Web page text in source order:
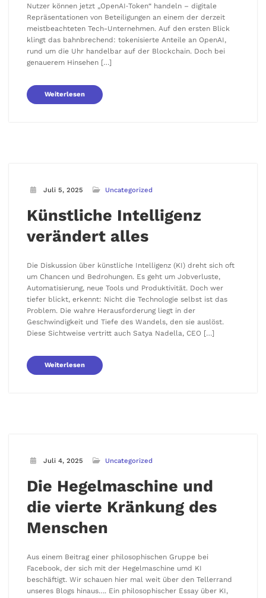
Nutzer können jetzt „OpenAI‑Token“ handeln – digitale
Repräsentationen von Beteiligungen an einem der derzeit
meistbeachteten Tech-Unternehmen. Auf den ersten Blick
klingt das bahnbrechend: tokenisierte Anteile an OpenAI,
rund um die Uhr handelbar auf der Blockchain. Doch bei
genauerem Hinsehen […]
Weiterlesen
Juli 5, 2025 Uncategorized
Künstliche Intelligenz
verändert alles
Die Diskussion über künstliche Intelligenz (KI) dreht sich oft
um Chancen und Bedrohungen. Es geht um Jobverluste,
Automatisierung, neue Tools und Produktivität. Doch wer
tiefer blickt, erkennt: Nicht die Technologie selbst ist das
Problem. Die wahre Herausforderung liegt in der
Geschwindigkeit und Tiefe des Wandels, den sie auslöst.
Diese Sichtweise vertritt auch Satya Nadella, CEO […]
Weiterlesen
Juli 4, 2025 Uncategorized
Die Hegelmaschine und
die vierte Kränkung des
Menschen
Aus einem Beitrag einer philosophischen Gruppe bei
Facebook, der sich mit der Hegelmaschine umd KI
beschäftigt. Wir schauen hier mal weit über den Tellerrand
unseres Blogs hinaus…. Ein philosophischer Essay über KI,